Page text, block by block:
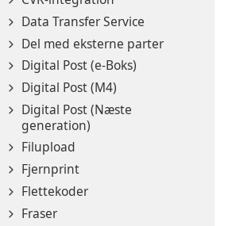
Data Transfer Service
Del med eksterne parter
Digital Post (e-Boks)
Digital Post (M4)
Digital Post (Næste
generation)
Filupload
Fjernprint
Flettekoder
Fraser